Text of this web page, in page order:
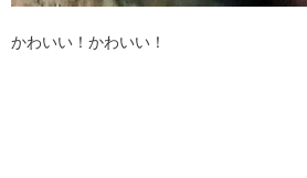
かわいい！かわいい！